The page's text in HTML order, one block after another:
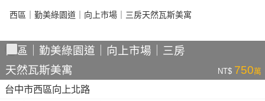
西區｜勤美綠園道｜向上市場｜三房
天然瓦斯美寓
NT$ 750萬
台中市西區向上北路